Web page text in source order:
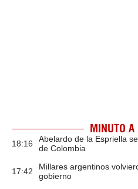
MINUTO A
18:16
Abelardo de la Espriella
de Colombia
17:42
Millares argentinos
gobierno